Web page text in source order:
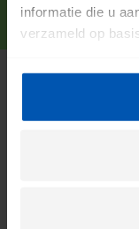
informatie die u
verzameld op